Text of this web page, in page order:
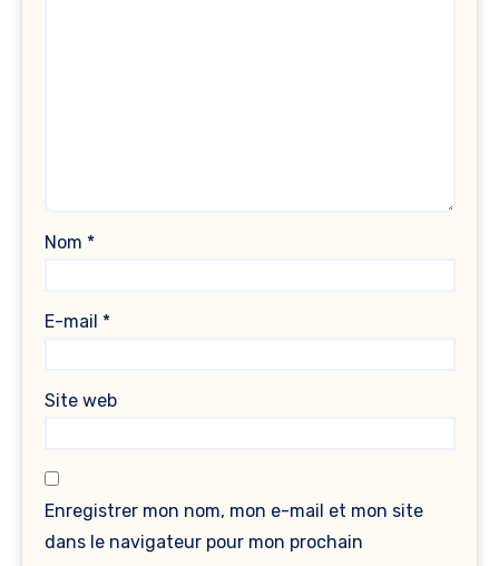
Nom *
E-mail *
Site web
Enregistrer mon nom, mon e-mail et mon site
dans le navigateur pour mon prochain